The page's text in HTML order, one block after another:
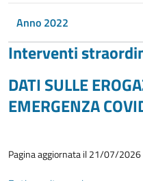
Anno 2022
Interventi
DATI SULLE
EMERGENZA
Pagina aggiornata il 21/07/